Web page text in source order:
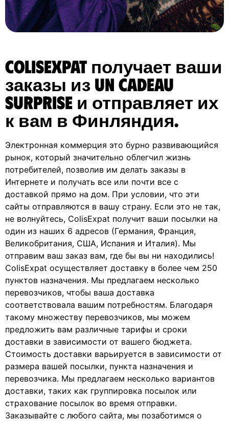
ColisExpat получает ваши
заказы из Un cadeau
Surprise и отправляет их
к вам в Финляндия.
Электронная коммерция это бурно развивающийся
рынок, который значительно облегчил жизнь
потребителей, позволив им делать заказы в
Интернете и получать все или почти все с
доставкой прямо на дом. При условии, что эти
сайты отправляются в вашу страну. Если это не так,
не волнуйтесь, ColisExpat получит ваши посылки на
один из наших 6 адресов (Германия, Франция,
Великобритания, США, Испания и Италия). Мы
отправим ваш заказ вам, где бы вы ни находились!
ColisExpat осуществляет доставку в более чем 250
пунктов назначения. Мы предлагаем несколько
перевозчиков, чтобы ваша доставка
соответствовала вашим потребностям. Благодаря
такому множеству перевозчиков, мы можем
предложить вам различные тарифы и сроки
доставки в зависимости от вашего бюджета.
Стоимость доставки варьируется в зависимости от
размера вашей посылки, пункта назначения и
перевозчика. Мы предлагаем несколько вариантов
доставки, таких как группировка посылок или
страхование посылок во время отправки.
Заказывайте с любого сайта, мы позаботимся о